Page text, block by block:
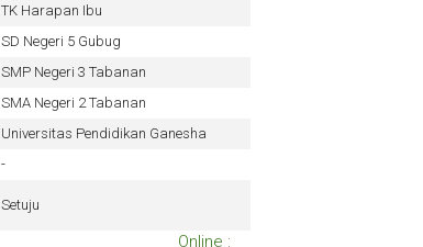
TK Harapan Ibu
SD Negeri 5 Gubug
SMP Negeri 3 Tabanan
SMA Negeri 2 Tabanan
Universitas Pendidikan Ganesha
-
Setuju
Online :